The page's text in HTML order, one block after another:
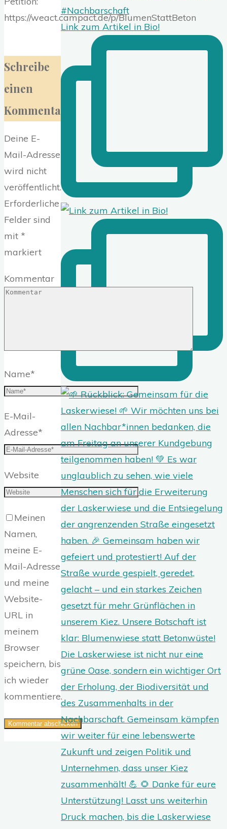
https://weact.campact.de/p/BlumenStattBeton
Schreibe
einen
Kommentar
Deine E-
Mail-Adresse
wird nicht
veröffentlicht.
Erforderliche
Felder sind
mit *
markiert
Kommentar
Name*
E-Mail-
Adresse*
Website
Meinen
Namen,
meine E-
Mail-Adresse
und meine
Website-
URL in
meinem
Browser
speichern, bis
ich wieder
kommentiere.
Link zum Artikel in Bio!